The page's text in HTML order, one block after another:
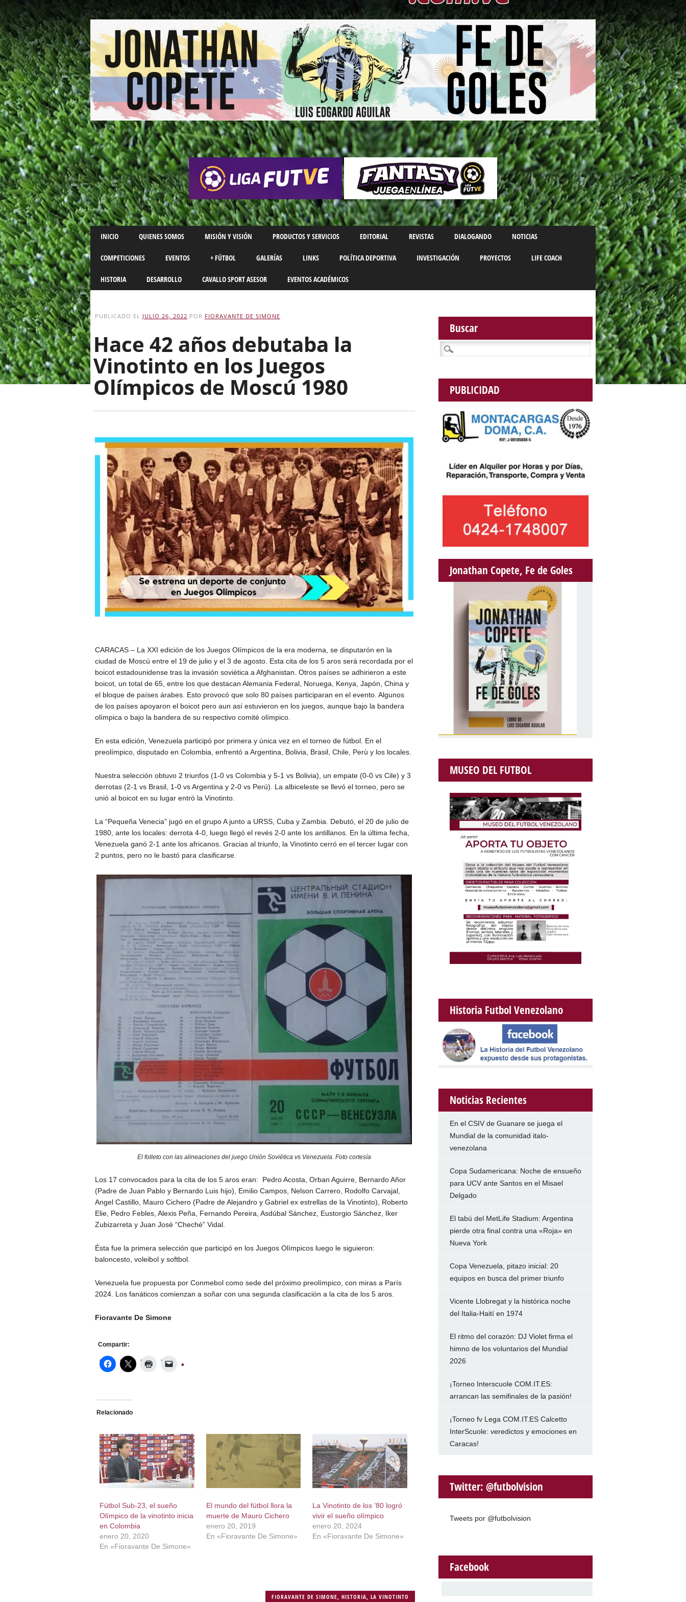
Main menu
Skip
to
content
INICIO QUIENES SOMOS MISIÓN Y VISIÓN PRODUCTOS Y SERVICIOS EDITORIAL REVISTAS DIALOGANDO NOTICIAS
COMPETICIONES EVENTOS + FÚTBOL GALERÍAS LINKS POLÍTICA DEPORTIVA INVESTIGACIÓN PROYECTOS LIFE COACH
HISTORIA DESARROLLO CAVALLO SPORT ASESOR EVENTOS ACADÉMICOS
PUBLICADO EL JULIO 26, 2022 POR FIORAVANTE DE SIMONE
Hace 42 años debutaba la
Vinotinto en los Juegos
Olímpicos de Moscú 1980
CARACAS – La XXI edición de los Juegos Olímpicos de la era moderna, se disputarón en la
ciudad de Moscú entre el 19 de julio y el 3 de agosto. Esta cita de los 5 aros será recordada por el
boicot estadounidense tras la invasión soviética a Afghanistan. Otros países se adhirieron a este
boicot, un total de 65, entre los que destacan Alemania Federal, Noruega, Kenya, Japón, China y
el bloque de países árabes. Esto provocó que solo 80 países participaran en el evento. Algunos
de los países apoyaron el boicot pero aun así estuvieron en los juegos, aunque bajo la bandera
olímpica o bajo la bandera de su respectivo comité olímpico.
En esta edición, Venezuela participó por primera y única vez en el torneo de fútbol. En el
preolímpico, disputado en Colombia, enfrentó a Argentina, Bolivia, Brasil, Chile, Perù y los locales.
Nuestra selección obtuvo 2 triunfos (1-0 vs Colombia y 5-1 vs Bolivia), un empate (0-0 vs Cile) y 3
derrotas (2-1 vs Brasil, 1-0 vs Argentina y 2-0 vs Perú). La albiceleste se llevó el torneo, pero se
unió al boicot en su lugar entró la Vinotinto.
La “Pequeña Venecia” jugó en el grupo A junto a URSS, Cuba y Zambia. Debutó, el 20 de julio de
1980, ante los locales: derrota 4-0, luego llegó el revés 2-0 ante los antillanos. En la última fecha,
Venezuela ganó 2-1 ante los africanos. Gracias al triunfo, la Vinotinto cerró en el tercer lugar con
2 puntos, pero no le bastó para clasificarse.
El folleto con las alineaciones del juego Unión Soviética vs Venezuela. Foto cortesía
Los 17 convocados para la cita de los 5 aros eran: Pedro Acosta, Orban Aguirre, Bernardo Añor
(Padre de Juan Pablo y Bernardo Luis hijo), Emilio Campos, Nelson Carrero, Rodolfo Carvajal,
Angel Castillo, Mauro Cichero (Padre de Alejandro y Gabriel ex estrellas de la Vinotinto), Roberto
Elie, Pedro Febles, Alexis Peña, Fernando Pereira, Asdúbal Sánchez, Eustorgio Sánchez, Iker
Zubizarreta y Juan José “Cheché” Vidal.
Ésta fue la primera selección que participó en los Juegos Olímpicos luego le siguieron:
baloncesto, voleibol y softbol.
Venezuela fue propuesta por Conmebol como sede del próximo preolímpico, con miras a París
2024. Los fanáticos comienzan a soñar con una segunda clasificación a la cita de los 5 aros.
Fioravante De Simone
Compartir:
Relacionado
Fútbol Sub-23, el sueño
Olímpico de la vinotinto inicia
en Colombia
enero 20, 2020
En «Fioravante De Simone»
El mundo del fútbol llora la
muerte de Mauro Cichero
enero 20, 2019
En «Fioravante De Simone»
La Vinotinto de los ’80 logró
vivir el sueño olímpico
enero 20, 2024
En «Fioravante De Simone»
FIORAVANTE DE SIMONE ,HISTORIA ,LA VINOTINTO
Buscar
Buscar:
PUBLICIDAD
Jonathan Copete, Fe de Goles
MUSEO DEL FUTBOL
Historia Futbol Venezolano
Noticias Recientes
En el CSIV de Guanare se juega el
Mundial de la comunidad italo-
venezolana
Copa Sudamericana: Noche de ensueño
para UCV ante Santos en el Misael
Delgado
El tabú del MetLife Stadium: Argentina
pierde otra final contra una «Roja» en
Nueva York
Copa Venezuela, pitazo inicial: 20
equipos en busca del primer triunfo
Vicente Llobregat y la histórica noche
del Italia-Haití en 1974
El ritmo del corazón: DJ Violet firma el
himno de los voluntarios del Mundial
2026
¡Torneo Interscuole COM.IT.ES:
arrancan las semifinales de la pasión!
¡Torneo fv Lega COM.IT.ES Calcetto
InterScuole: veredictos y emociones en
Caracas!
Twitter: @futbolvision
Tweets por @futbolvision
Facebook